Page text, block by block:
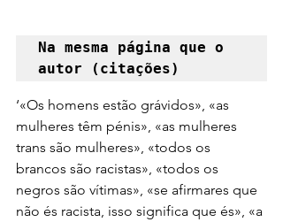
Na mesma página que o
autor (citações)
‘«Os homens estão grávidos», «as
mulheres têm pénis», «as mulheres
trans são mulheres», «todos os
brancos são racistas», «todos os
negros são vítimas», «se afirmares que
não és racista, isso significa que és», «a